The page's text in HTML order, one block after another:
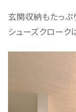
玄関収納もたっぷ
シューズクローク